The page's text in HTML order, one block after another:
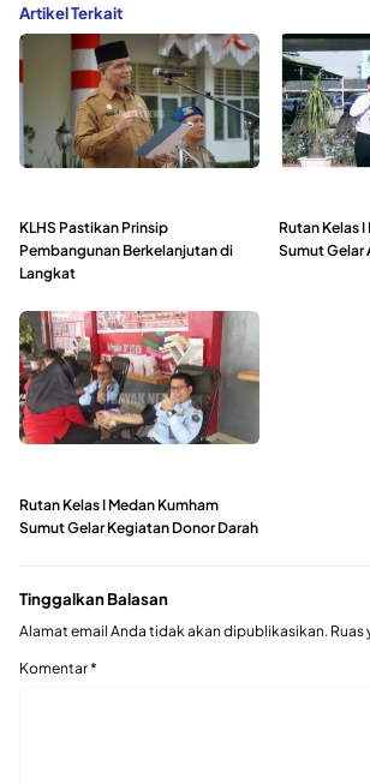
Artikel Terkait
KLHS Pastikan Prinsip
Pembangunan Berkelanjutan di
Langkat
Rutan Kelas
Sumut Gelar
Rutan Kelas I Medan Kumham
Sumut Gelar Kegiatan Donor Darah
Tinggalkan Balasan
Alamat email Anda tidak akan dipublikasikan. Ruas
Komentar*